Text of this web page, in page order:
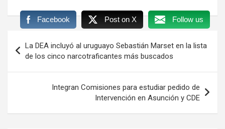
Facebook Post on X Follow us
de
entradas
La DEA incluyó al uruguayo Sebastián Marset en la lista
de los cinco narcotraficantes más buscados
Integran Comisiones para estudiar pedido de
Intervención en Asunción y CDE